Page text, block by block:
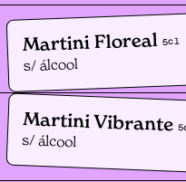
Martini Floreal 5cl
s/ álcool
Martini Vibrante 5
s/ álcool